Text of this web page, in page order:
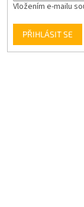
Vložením e-mailu
PŘIHLÁSIT SE